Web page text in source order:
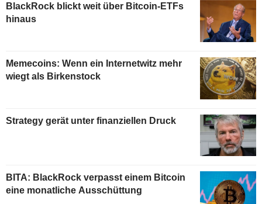
BlackRock blickt weit über Bitcoin-ETFs
hinaus
Memecoins: Wenn ein Internetwitz mehr
wiegt als Birkenstock
Strategy gerät unter finanziellen Druck
BITA: BlackRock verpasst einem Bitcoin
eine monatliche Ausschüttung